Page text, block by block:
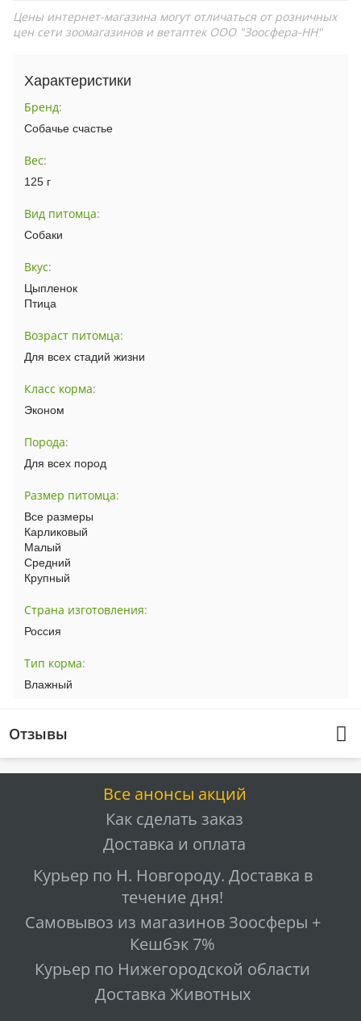
Цены интернет-магазина могут отличаться от розничных
цен сети зоомагазинов и ветаптек ООО "Зоосфера-НН"
Характеристики
Бренд:
Собачье счастье
Вес:
125 г
Вид питомца:
Собаки
Вкус:
Цыпленок
Птица
Возраст питомца:
Для всех стадий жизни
Класс корма:
Эконом
Порода:
Для всех пород
Размер питомца:
Все размеры
Карликовый
Малый
Средний
Крупный
Страна изготовления:
Россия
Тип корма:
Влажный
Отзывы
Все анонсы акций
Как сделать заказ
Доставка и оплата
Курьер по Н. Новгороду. Доставка в
течение дня!
Самовывоз из магазинов Зоосферы +
Кешбэк 7%
Курьер по Нижегородской области
Доставка Животных